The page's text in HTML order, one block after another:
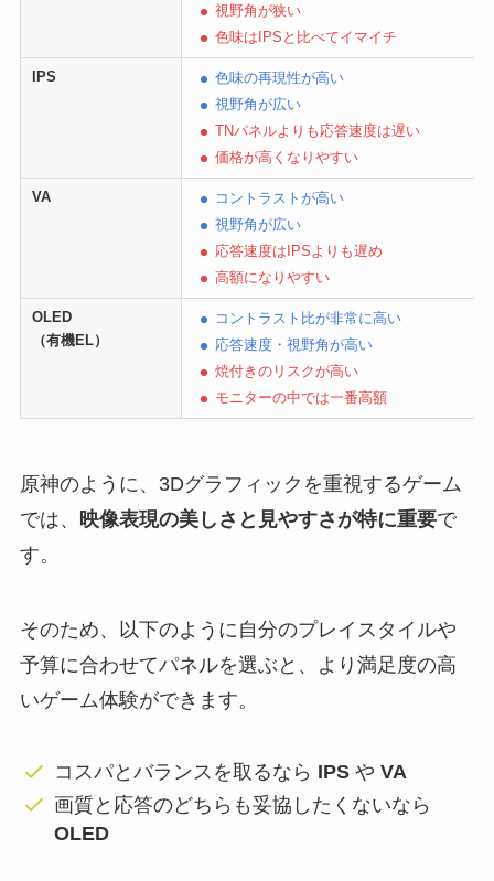
視野角が狭い
色味はIPSと比べてイマイチ
IPS
色味の再現性が高い
視野角が広い
TNパネルよりも応答速度は遅い
価格が高くなりやすい
VA
コントラストが高い
視野角が広い
応答速度はIPSよりも遅め
高額になりやすい
OLED
（有機EL）
コントラスト 比が非常に高い
応答速度・視野角が高い
焼付きのリスクが高い
モニターの中では一番高額
原神のように、3Dグラフィックを重視するゲーム
では、 映像表現の美しさと見やすさが特に重要で
す。
そのため、以下のように自分のプレイスタイルや
予算に合わせてパネルを選ぶと、より満足度の高
いゲーム体験ができます。
コスパとバランスを取るなら IPS やVA
画質と応答のどちらも妥協したくないなら
OLED